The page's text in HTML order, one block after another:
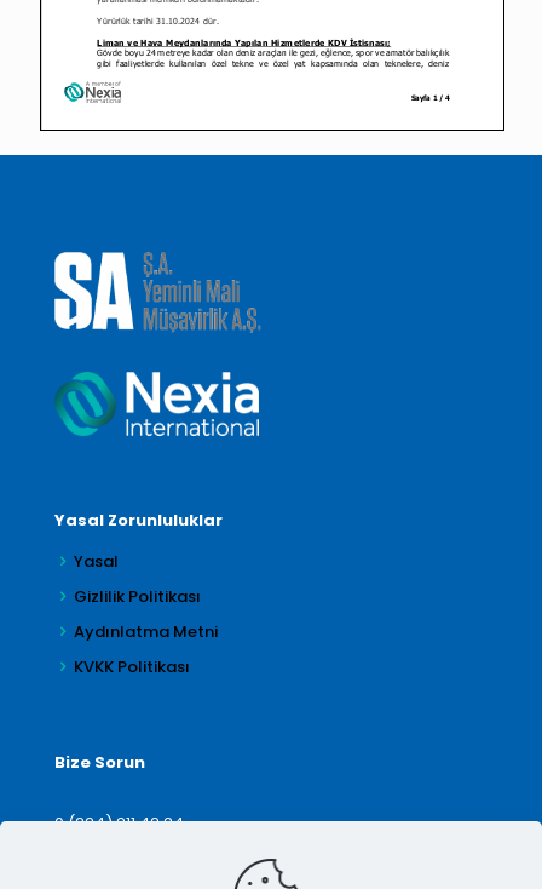
Yasal Zorunluluklar
Yasal
Gizlilik Politikası
Aydınlatma Metni
KVKK Politikası
Bize Sorun
0 (224) 211 42 24